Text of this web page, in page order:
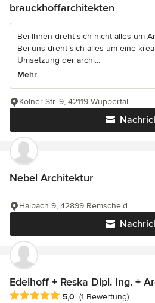
brauckhoffarchitekten
Bei Ihnen dreht sich nicht alles um
Bei uns dreht sich alles um eine
Umsetzung der archi...
Mehr
Kölner Str. 9, 42119 Wuppertal
Nebel Architektur
Halbach 9, 42899 Remscheid
Edelhoff + Reska Dipl. Ing. +
Durchschnittliche Bewertung: 5
5,0 (1 Bewertung)